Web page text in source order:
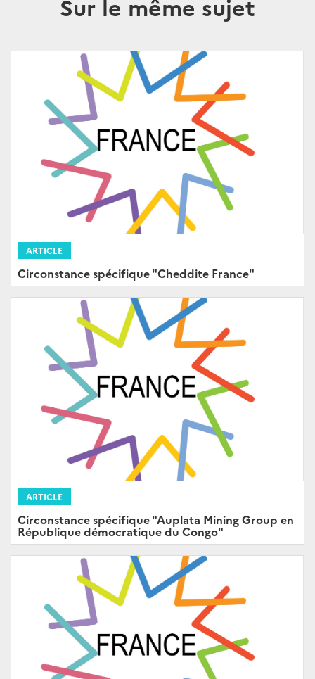
Sur le même sujet
ARTICLE
Circonstance spécifique "Cheddite France"
ARTICLE
Circonstance spécifique "Auplata Mining Group en
République démocratique du Congo"